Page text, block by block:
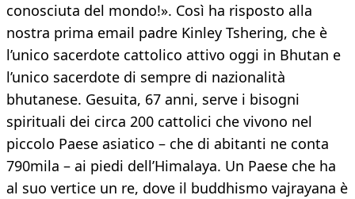
conosciuta del mondo!». Così ha risposto alla
nostra prima email padre Kinley Tshering, che è
l’unico sacerdote cattolico attivo oggi in Bhutan e
l’unico sacerdote di sempre di nazionalità
bhutanese. Gesuita, 67 anni, serve i bisogni
spirituali dei circa 200 cattolici che vivono nel
piccolo Paese asiatico – che di abitanti ne conta
790mila – ai piedi dell’Himalaya. Un Paese che ha
al suo vertice un re, dove il buddhismo vajrayana è